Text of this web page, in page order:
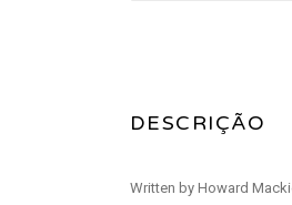
DESCRIÇÃO
Written by Howard